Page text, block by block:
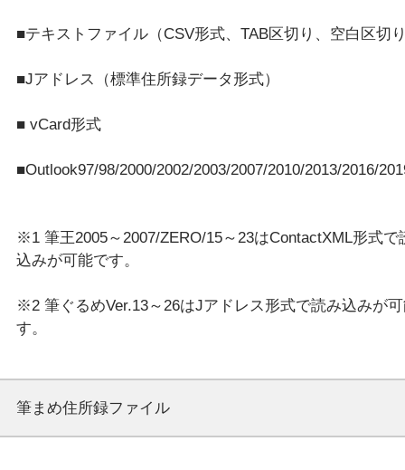
■テキストファイル（CSV形式、TAB区切り、空白区切
■Jアドレス（標準住所録データ形式）
■ vCard形式
■Outlook97/98/2000/2002/2003/2007/2010/2013/2016/
※1 筆王2005～2007/ZERO/15～23はContactXML形式で
込みが可能です。
※2 筆ぐるめVer.13～26はJアドレス形式で読み込みが
す。
筆まめ住所録ファイル